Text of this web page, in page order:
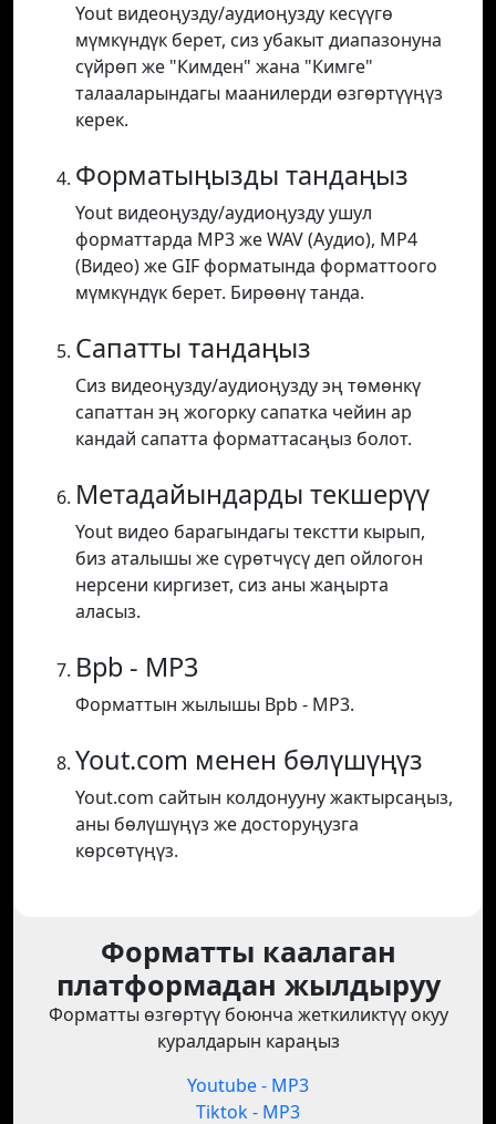
Yout видеоңузду/аудиоңузду кесүүгө
мүмкүндүк берет, сиз убакыт диапазонуна
сүйрөп же "Кимден" жана "Кимге"
талааларындагы маанилерди өзгөртүүңүз
керек.
Форматыңызды тандаңыз
Yout видеоңузду/аудиоңузду ушул
форматтарда MP3 же WAV (Аудио), MP4
(Видео) же GIF форматында форматтоого
мүмкүндүк берет. Бирөөнү танда.
Сапатты тандаңыз
Сиз видеоңузду/аудиоңузду эң төмөнкү
сапаттан эң жогорку сапатка чейин ар
кандай сапатта форматтасаңыз болот.
Метадайындарды текшерүү
Yout видео барагындагы текстти кырып,
биз аталышы же сүрөтчүсү деп ойлогон
нерсени киргизет, сиз аны жаңырта
аласыз.
Bpb - MP3
Форматтын жылышы Bpb - MP3.
Yout.com менен бөлүшүңүз
Yout.com сайтын колдонууну жактырсаңыз,
аны бөлүшүңүз же досторуңузга
көрсөтүңүз.
Форматты каалаган
платформадан жылдыруу
Форматты өзгөртүү боюнча жеткиликтүү окуу
куралдарын караңыз
Youtube - MP3
Tiktok - MP3